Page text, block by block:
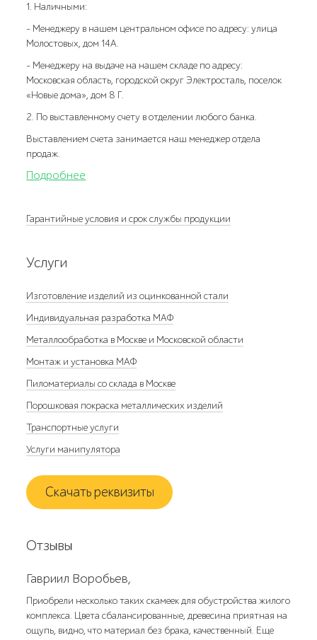
1. Наличными:
- Менеджеру в нашем центральном офисе по адресу: улица
Молостовых, дом 14А.
- Менеджеру на выдаче на нашем складе по адресу:
Московская область, городской округ Электросталь, поселок
«Новые дома», дом 8 Г.
2. По выставленному счету в отделении любого банка.
Выставлением счета занимается наш менеджер отдела
продаж.
Подробнее
Гарантийные условия и срок службы продукции
Услуги
Изготовление изделий из оцинкованной стали
Индивидуальная разработка МАФ
Металлообработка в Москве и Московской области
Монтаж и установка МАФ
Пиломатериалы со склада в Москве
Порошковая покраска металлических изделий
Транспортные услуги
Услуги манипулятора
Скачать реквизиты
Отзывы
Гавриил Воробьев,
Приобрели несколько таких скамеек для обустройства жилого
комплекса. Цвета сбалансированные, древесина приятная на
ощупь, видно, что материал без брака, качественный. Еще